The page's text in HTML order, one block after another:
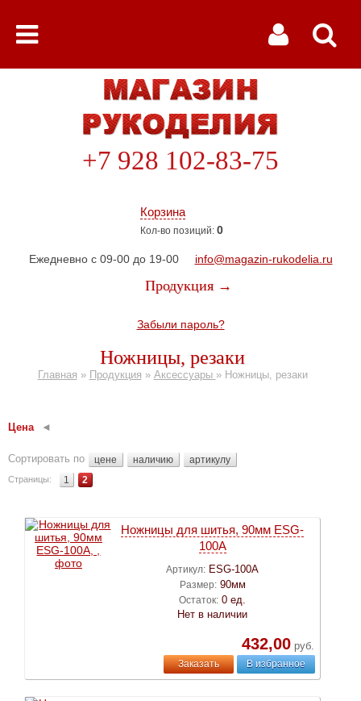
Корзина
Кол-во позиций: 0
+7 928 102-83-75
Ежедневно с 09-00 до 19-00 info@magazin-rukodelia.ru
Продукция →
Забыли пароль?
Ножницы, резаки
Главная » Продукция » Аксессуары » Ножницы, резаки
Цена
Сортировать по цене наличию артикулу
Страницы: 1 2
Ножницы для шитья, 90мм ESG-
100A
Артикул: ESG-100A
Размер: 90мм
Остаток: 0 ед.
Нет в наличии
432,00руб.
Заказать В избранное